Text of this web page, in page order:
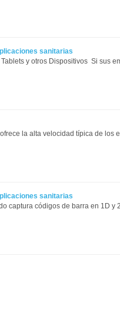
sanitarias
y otros Dispositivos Si sus
la alta velocidad típica de los
sanitarias
captura códigos de barra en 1D y